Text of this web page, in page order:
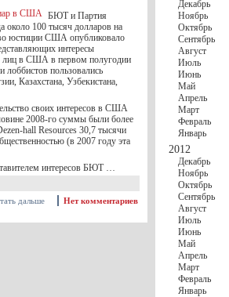
БЮТ и Партия
около 100 тысяч долларов на
юстиции США опубликовало
интересы
лиц в США в первом полугодии
лоббистов пользовались
Казахстана, Узбекистана,
своих интересов в США
2008-го суммы были более
hall Resources 30,7 тысячи
(в 2007 году эта
интересов БЮТ …
Нет комментариев
дальше
Декабрь
Ноябрь
Октябрь
Сентябрь
Август
Июль
Июнь
Май
Апрель
Март
Февраль
Январь
2012
Декабрь
Ноябрь
Октябрь
Сентябрь
Август
Июль
Июнь
Май
Апрель
Март
Февраль
Январь